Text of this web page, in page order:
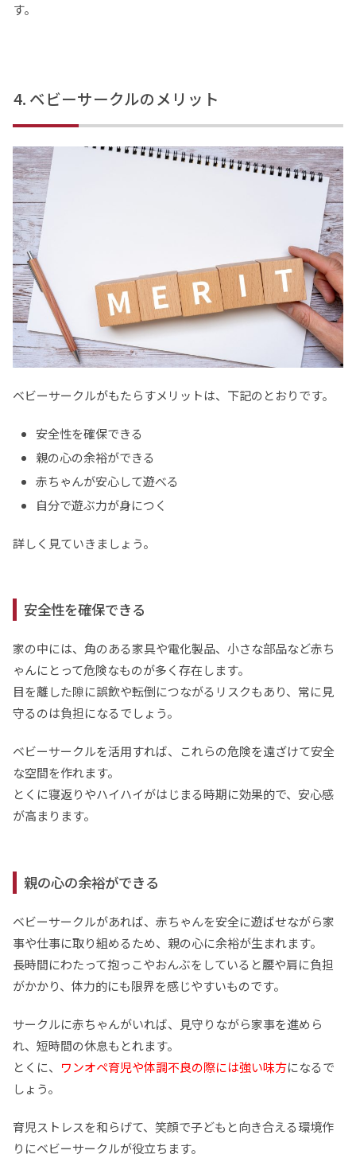
す。
ベビーサークルのメリット
ベビーサークルがもたらすメリットは、下記のとおりです。
安全性を確保できる
親の心の余裕ができる
赤ちゃんが安心して遊べる
自分で遊ぶ力が身につく
詳しく見ていきましょう。
安全性を確保できる
家の中には、角のある家具や電化製品、小さな部品など赤ち
ゃんにとって危険なものが多く存在します。
目を離した隙に誤飲や転倒につながるリスクもあり、常に見
守るのは負担になるでしょう。
ベビーサークルを活用すれば、これらの危険を遠ざけて安全
な空間を作れます。
とくに寝返りやハイハイがはじまる時期に効果的で、安心感
が高まります。
親の心の余裕ができる
ベビーサークルがあれば、赤ちゃんを安全に遊ばせながら家
事や仕事に取り組めるため、親の心に余裕が生まれます。
長時間にわたって抱っこやおんぶをしていると腰や肩に負担
がかかり、体力的にも限界を感じやすいものです。
サークルに赤ちゃんがいれば、見守りながら家事を進めら
れ、短時間の休息もとれます。
とくに、 ワンオペ育児や体調不良の際には強い味方になるで
しょう。
育児ストレスを和らげて、笑顔で子どもと向き合える環境作
りにベビーサークルが役立ちます。